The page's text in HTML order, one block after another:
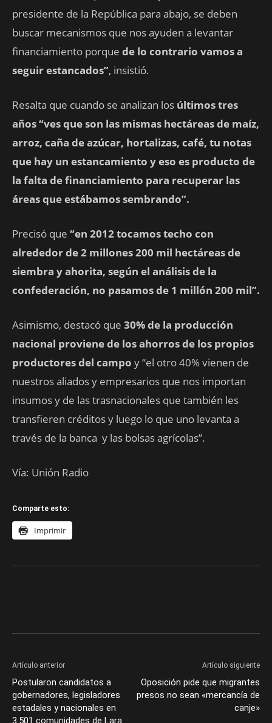
presidente de la República para abajo, se deben
buscar mecanismos que nos ayuden a levantar
financiamiento porque de lo contrario vamos a
seguir estancados”, insistió.
Resalta que cuando se analizan los últimos tres
años “ves que son las mismas hectáreas de maíz,
arroz, caña de azúcar, hortalizas, café, tu notas
que hay un estancamiento y eso es producto de
la falta de financiamiento para recuperar las
áreas que estábamos sembrando”.
Precisó que “en 2012 tocamos techo con
alrededor de 2 millones 200 mil hectáreas de
siembra y ahorita, según el análisis de la
confederación, no pasamos de 1 millón 200 mil”.
Asimismo, destacó que 30% de la producción
nacional proviene de los ahorros de los propios
productores del campo y “el otro 40% vienen de
nuestros aliados y empresarios que nos importan
insumos y de las trasnacionales que también les
transfieren créditos y luego lo que uno levanta a
través de la banca y las bolsas agrícolas”.
Vía: Unión Radio
Comparte esto:
Imprimir
Artículo anterior
Postularon candidatos a
gobernadores, legisladores
estadales y nacionales en
3.501 comunidades de Lara
Artículo siguiente
Oposición pide que migrantes
presos no sean «mercancía de
canje»